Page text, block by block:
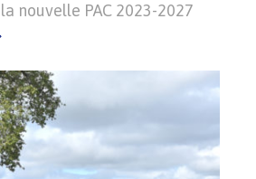
nouvelle PAC 2023-2027